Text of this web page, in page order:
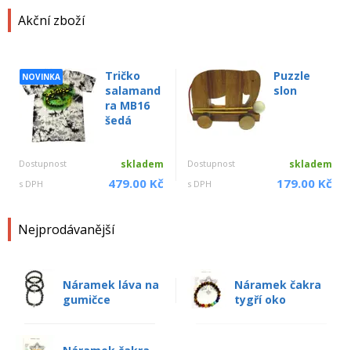
Akční zboží
NOVINKA
Tričko
salamand
ra MB16
šedá
Dostupnost skladem
s DPH 479.00 Kč
Puzzle
slon
Dostupnost skladem
s DPH 179.00 Kč
Nejprodávanější
Náramek láva na
gumičce
Náramek čakra
tygří oko